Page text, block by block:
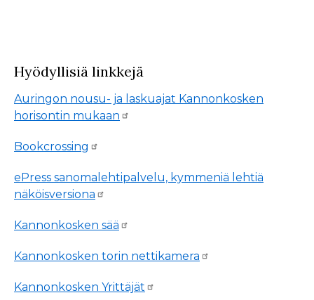
Hyödyllisiä linkkejä
Auringon nousu- ja laskuajat Kannonkosken
horisontin mukaan
Bookcrossing
ePress sanomalehtipalvelu, kymmeniä lehtiä
näköisversiona
Kannonkosken sää
Kannonkosken torin nettikamera
Kannonkosken Yrittäjät